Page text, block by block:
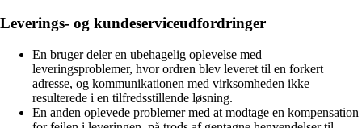
Leverings- og kundeserviceudfordringer
En bruger deler en ubehagelig oplevelse med
leveringsproblemer, hvor ordren blev leveret til en forkert
adresse, og kommunikationen med virksomheden ikke
resulterede i en tilfredsstillende løsning.
En anden oplevede problemer med at modtage en kompensation